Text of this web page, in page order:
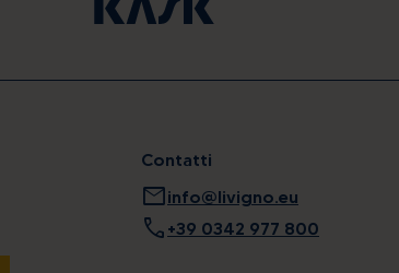
Contatti
mailinfo@livigno.eu
call +39 0342 977 800